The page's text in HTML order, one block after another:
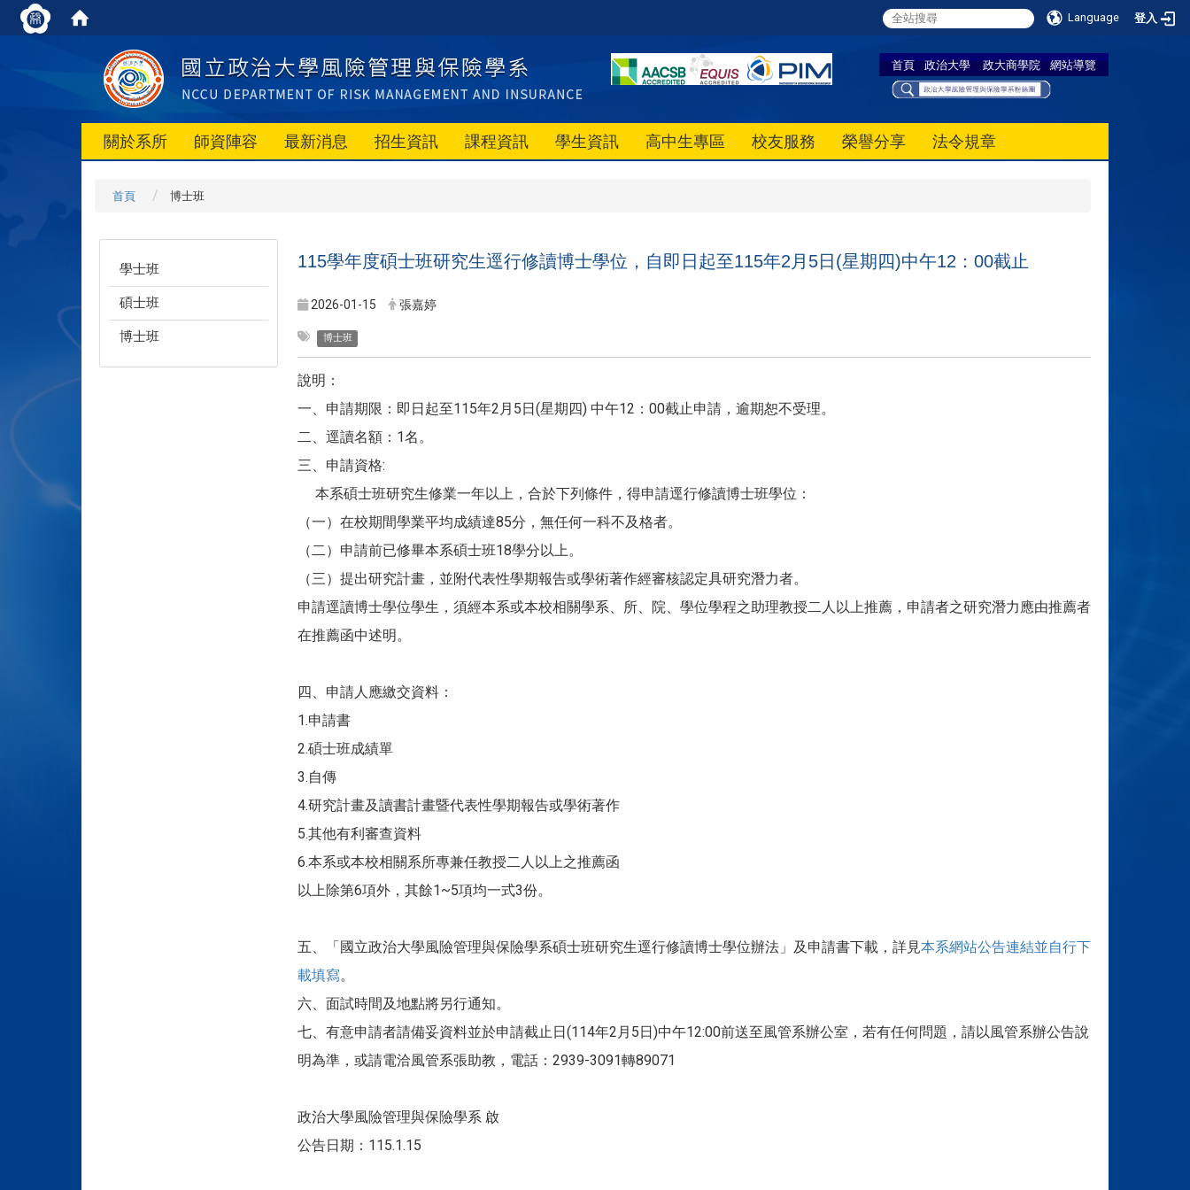
Language 登入
首頁 政治大學 政大商學院 網站導覽
關於系所 師資陣容 最新消息 招生資訊 課程資訊 學生資訊 高中生專區 校友服務 榮譽分享 法令規章
首頁 博士班
學士班
碩士班
博士班
115學年度碩士班研究生逕行修讀博士學位，自即日起至115年2月5日(星期四)中午12：00截止
2026-01-15 張嘉婷
博士班
說明：
一、申請期限：即日起至115年2月5日(星期四) 中午12：00截止申請，逾期恕不受理。
二、逕讀名額：1名。
三、申請資格:
本系碩士班研究生修業一年以上，合於下列條件，得申請逕行修讀博士班學位：
（一）在校期間學業平均成績達85分，無任何一科不及格者。
（二）申請前已修畢本系碩士班18學分以上。
（三）提出研究計畫，並附代表性學期報告或學術著作經審核認定具研究潛力者。
申請逕讀博士學位學生，須經本系或本校相關學系、所、院、學位學程之助理教授二人以上推薦，申請者之研究潛力應由推薦者
在推薦函中述明。
四、申請人應繳交資料：
1.申請書
2.碩士班成績單
3.自傳
4.研究計畫及讀書計畫暨代表性學期報告或學術著作
5.其他有利審查資料
6.本系或本校相關系所專兼任教授二人以上之推薦函
以上除第6項外，其餘1~5項均一式3份。
五、「國立政治大學風險管理與保險學系碩士班研究生逕行修讀博士學位辦法」及申請書下載，詳見本系網站公告連結並自行下
載填寫。
六、面試時間及地點將另行通知。
七、有意申請者請備妥資料並於申請截止日(114年2月5日)中午12:00前送至風管系辦公室，若有任何問題，請以風管系辦公告說
明為準，或請電洽風管系張助教，電話：2939-3091轉89071
政治大學風險管理與保險學系 啟
公告日期：115.1.15